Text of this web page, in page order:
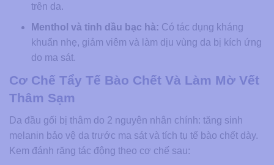
trên da.
Menthol và tinh dầu bạc hà: Có tác dụng kháng
khuẩn nhẹ, giảm viêm và làm dịu vùng da bị kích ứng
do ma sát.
Cơ Chế Tẩy Tế Bào Chết Và Làm Mờ Vết
Thâm Sạm
Da đầu gối bị thâm do 2 nguyên nhân chính: tăng sinh
melanin bảo vệ da trước ma sát và tích tụ tế bào chết dày.
Kem đánh răng tác động theo cơ chế sau: